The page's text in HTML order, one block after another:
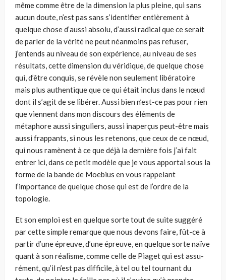
même comme être de la dimension la plus pleine, qui sans
aucun doute, n’est pas sans s’identifier entièrement à
quelque chose d’aussi absolu, d’aussi radical que ce serait
de parler de la vérité ne peut néanmoins pas refuser,
j’entends au niveau de son expérience, au niveau de ses
résultats, cette dimension du véridique, de quelque chose
qui, d’être conquis, se révèle non seulement libératoire
mais plus authentique que ce qui était inclus dans le nœud
dont il s’agit de se libérer. Aussi bien n’est-ce pas pour rien
que viennent dans mon discours des éléments de
métaphore aussi singu­liers, aussi inaperçus peut-être mais
aussi frappants, si nous les retenons, que ceux de ce nœud,
qui nous ramènent à ce que déjà la dernière fois j’ai fait
entrer ici, dans ce petit modèle que je vous apportai sous la
forme de la bande de Moebius en vous rappelant
l’importance de quelque chose qui est de l’ordre de la
topologie.
Et son emploi est en quelque sorte tout de suite suggéré
par cette simple remarque que nous devons faire, fût-ce à
partir d’une épreuve, d’une épreuve, en quelque sorte naïve
quant à son réalisme, comme celle de Piaget qui est assu­
rément, qu’il n’est pas difficile, à tel ou tel tournant du